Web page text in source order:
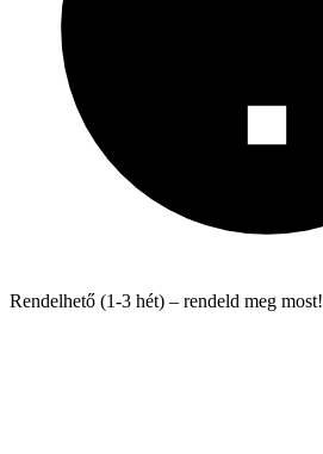
Rendelhető (1-3 hét) – rendeld meg most!